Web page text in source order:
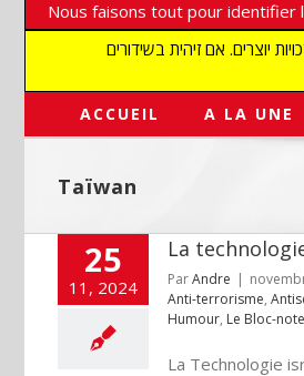
Nous faisons tout pour
זכויותיהם. אנו מכבדים זכויות יוצרים ושואפים לאתר את בעלי הזכויות בתמונות המגיעות אלינו כנדרש בסעיף 27א בנושא זכויות יוצרים. אם זיהית בשידורים
ACCUEIL A LA UNE
Taïwan
25
11, 2024
La
ParAndre |
Anti-terrorisme,
Humour, Le Bloc-
La Technologie